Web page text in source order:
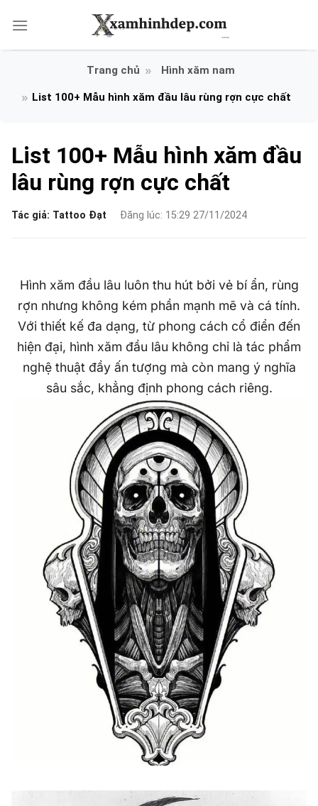
qua
Hình xăm nam
List 100+ Mẫu hình xăm đầu lâu rùng rợn cực chất
List 100+ Mẫu hình xăm đầu
lâu rùng rợn cực chất
Tác giả: Tattoo Đạt Đăng lúc: 15:29 27/11/2024
Hình xăm đầu lâu luôn thu hút bởi vẻ bí ẩn, rùng
rợn nhưng không kém phần mạnh mẽ và cá tính.
Với thiết kế đa dạng, từ phong cách cổ điển đến
hiện đại, hình xăm đầu lâu không chỉ là tác phẩm
nghệ thuật đầy ấn tượng mà còn mang ý nghĩa
sâu sắc, khẳng định phong cách riêng.